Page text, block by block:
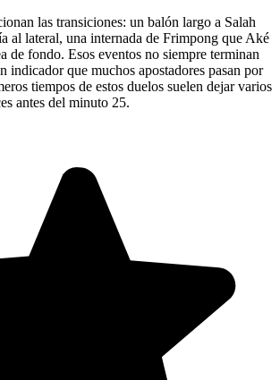
las transiciones: un balón largo a Salah
al lateral, una internada de Frimpong que Aké
de fondo. Esos eventos no siempre terminan
indicador que muchos apostadores pasan por
tiempos de estos duelos suelen dejar varios
antes del minuto 25.